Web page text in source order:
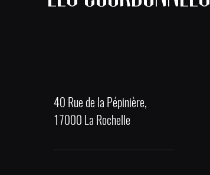
40 Rue de la Pépinière,
17000 La Rochelle